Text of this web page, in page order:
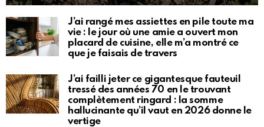
J’ai rangé mes assiettes en pile toute ma
vie : le jour où une amie a ouvert mon
placard de cuisine, elle m’a montré ce
que je faisais de travers
J’ai failli jeter ce gigantesque fauteuil
tressé des années 70 en le trouvant
complètement ringard : la somme
hallucinante qu’il vaut en 2026 donne le
vertige